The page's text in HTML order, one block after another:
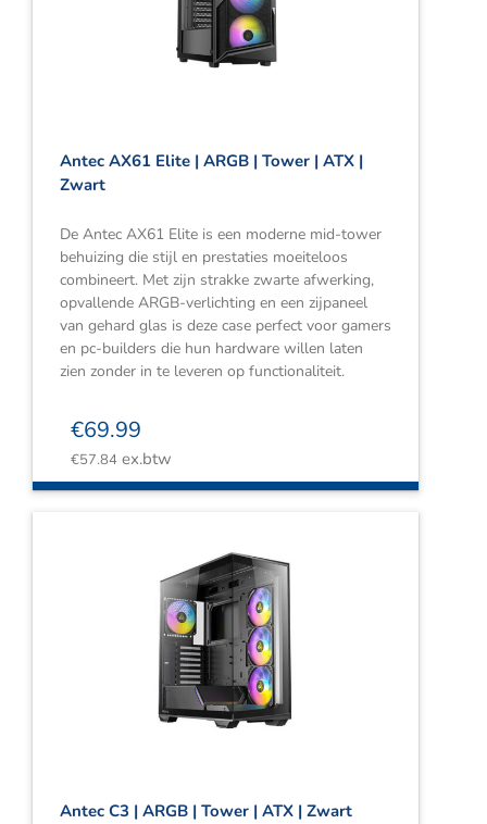
Winkelwagen
Antec AX61 Elite | ARGB | Tower | ATX |
Zwart
De Antec AX61 Elite is een moderne mid-tower
behuizing die stijl en prestaties moeiteloos
combineert. Met zijn strakke zwarte afwerking,
opvallende ARGB-verlichting en een zijpaneel
van gehard glas is deze case perfect voor gamers
en pc-builders die hun hardware willen laten
zien zonder in te leveren op functionaliteit.
€69.99
€57.84 ex.btw
Antec C3 | ARGB | Tower | ATX | Zwart